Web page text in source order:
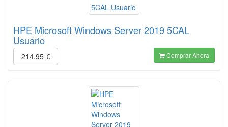
HPE Microsoft Windows Server 2019 5CAL
Usuario
214,95 € Comprar Ahora